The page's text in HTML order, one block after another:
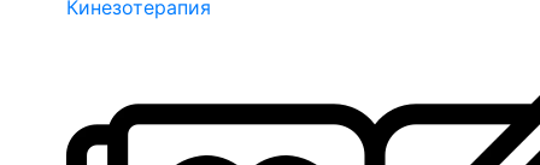
Кинезотерапия